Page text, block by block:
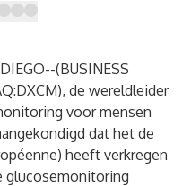
(BUSINESS
de wereldleider
voor mensen
dat het de
heeft verkregen
glucosemonitoring